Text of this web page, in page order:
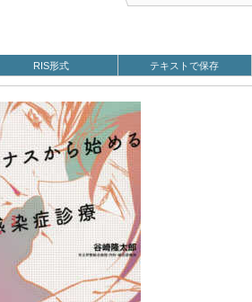
RIS形式 テキストで保存